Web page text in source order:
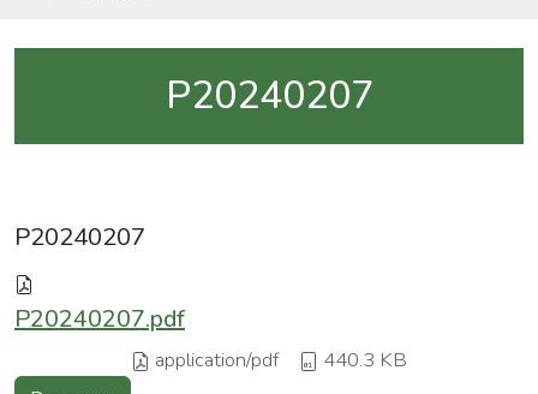
P20240207
P20240207
P20240207.pdf
application/pdf 440.3 KB